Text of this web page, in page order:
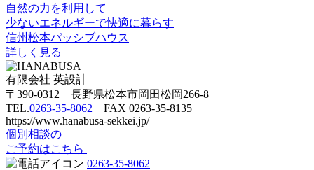
自然の力を利用して
少ないエネルギーで快適に暮らす
信州松本パッシブハウス
詳しく見る
有限会社 英設計
〒390-0312 長野県松本市岡田松岡266-8
TEL.0263-35-8062 FAX 0263-35-8135
https://www.hanabusa-sekkei.jp/
個別相談の
ご予約はこちら
0263-35-8062